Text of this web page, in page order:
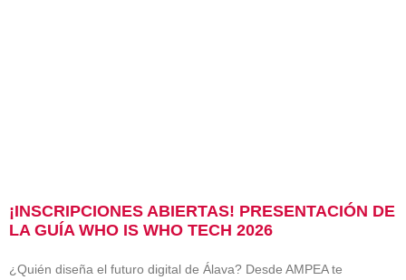
¡INSCRIPCIONES ABIERTAS! PRESENTACIÓN DE
LA GUÍA WHO IS WHO TECH 2026
¿Quién diseña el futuro digital de Álava? Desde AMPEA te